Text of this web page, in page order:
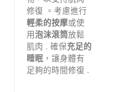
修復 。考慮進行
輕柔的按摩或使
用泡沫滾筒放鬆
肌肉 . 確保充足的
睡眠 ，讓身體有
足夠的時間修復 .